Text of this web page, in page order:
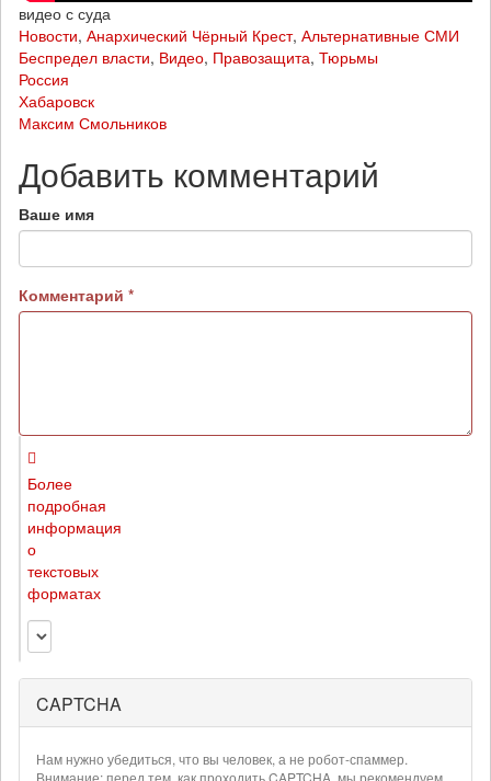
видео с суда
Новости, Анархический Чёрный Крест, Альтернативные СМИ
Беспредел власти, Видео, Правозащита, Тюрьмы
Россия
Хабаровск
Максим Смольников
Добавить комментарий
Ваше имя
Комментарий *
Более
подробная
информация
о
текстовых
форматах
CAPTCHA
Нам нужно убедиться, что вы человек, а не робот-спаммер.
Внимание: перед тем, как проходить CAPTCHA, мы рекомендуем